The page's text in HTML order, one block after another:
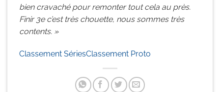
bien cravaché pour remonter tout cela au près.
Finir 3e c’est très chouette, nous sommes très
contents. »
Classement SériesClassement Proto